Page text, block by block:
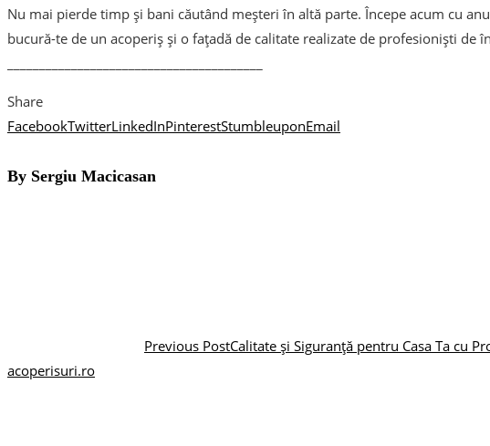
Nu mai pierde timp și bani căutând meșteri în altă parte. Începe acum cu
bucură-te de un acoperiș și o fațadă de calitate realizate de profesioniști de
Share
FacebookTwitterLinkedInPinterestStumbleuponEmail
By Sergiu Macicasan
Previous PostCalitate și Siguranță pentru Casa Ta cu
acoperisuri.ro